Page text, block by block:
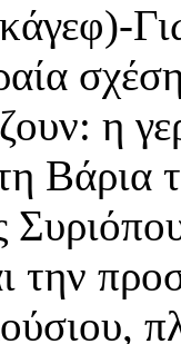
η
Βάρια
την